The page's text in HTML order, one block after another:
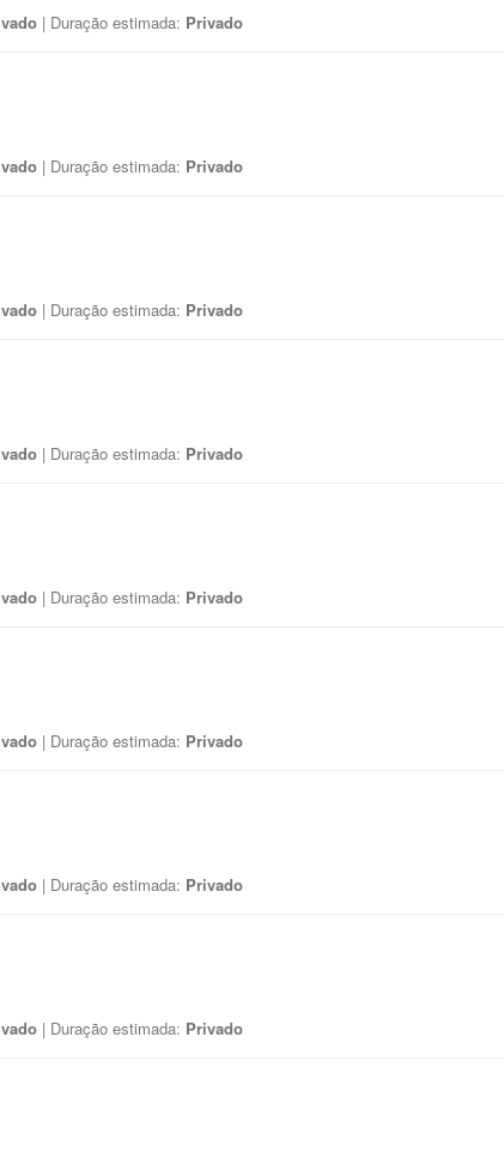
| Duração estimada: Privado
| Duração estimada: Privado
| Duração estimada: Privado
| Duração estimada: Privado
| Duração estimada: Privado
| Duração estimada: Privado
| Duração estimada: Privado
| Duração estimada: Privado